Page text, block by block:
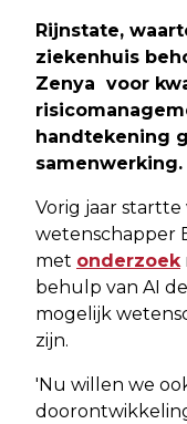
Rijnstate,
ziekenhuis
Zenya voor
handtekening
samenwerking.
Vorig jaar
wetenschapper
met onderzoek
behulp van AI
mogelijk
zijn.
'Nu willen we